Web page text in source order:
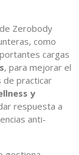
Zerobody
como
cargas
, para mejorar el
de practicar
y
respuesta a
anti-